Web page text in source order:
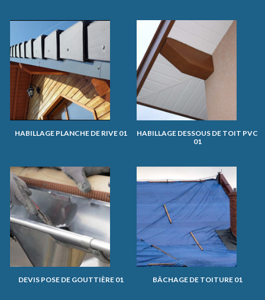
HABILLAGE PLANCHE DE RIVE 01
HABILLAGE DESSOUS DE TOIT PVC
01
DEVIS POSE DE GOUTTIÈRE 01 BÂCHAGE DE TOITURE 01